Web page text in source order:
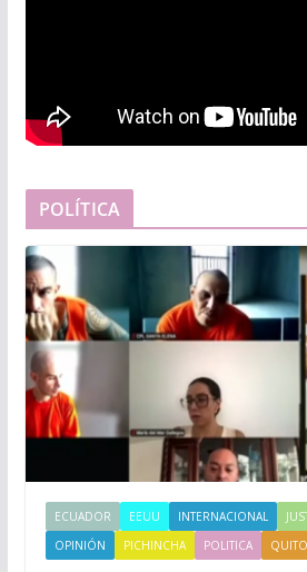
POLÍTICA
ECUADOR EEUU INTERNACIONAL
OPINIÓN
PICHINCHA POLITICA QUITO